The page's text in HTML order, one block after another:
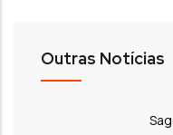
Outras Notícias